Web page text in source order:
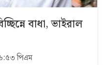
বাধা, ভাইরাল
পিএম